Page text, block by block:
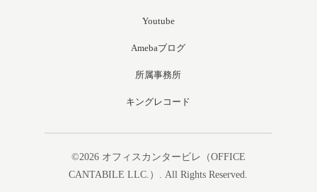
Youtube
Amebaブログ
所属事務所
キングレコード
©2026 オフィスカンタービレ（OFFICE
CANTABILE LLC.）
. All Rights Reserved.